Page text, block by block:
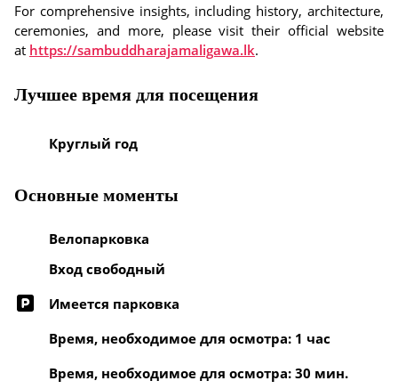
For comprehensive insights, including history, architecture,
ceremonies, and more, please visit their official website
at https://sambuddharajamaligawa.lk.
Лучшее время для посещения
Круглый год
Основные моменты
Велопарковка
Вход свободный
Имеется парковка
Время, необходимое для осмотра: 1 час
Время, необходимое для осмотра: 30 мин.